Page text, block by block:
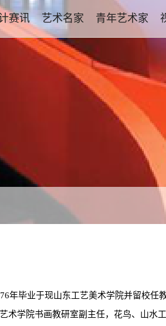
赛讯 艺术名家 青年艺术家
年毕业于现山东工艺美术学院并留校任
术学院书画教研室副主任，花鸟、山水工